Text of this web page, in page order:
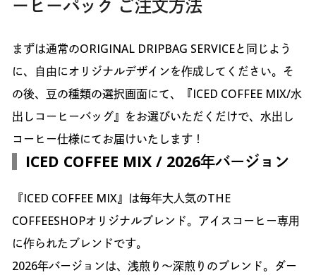
ーヒーパック ご注文方法
まずは通常のORIGINAL DRIPBAG SERVICEと同じよう
に、自由にオリジナルデザインを作成してください。そ
の後、豆の種類の選択画面にて、『ICED COFFEE MIX/水
出しコーヒーバッグ』をお選びいただくだけで、水出し
コーヒー仕様にてお届けいたします！
ICED COFFEE MIX / 2026年バージョン
『ICED COFFEE MIX』は毎年大人気のTHE
COFFEESHOPオリジナルブレンド。アイスコーヒー専用
に作られたブレンドです。
2026年バージョンは、浅煎り〜深煎りのブレンド。ダー